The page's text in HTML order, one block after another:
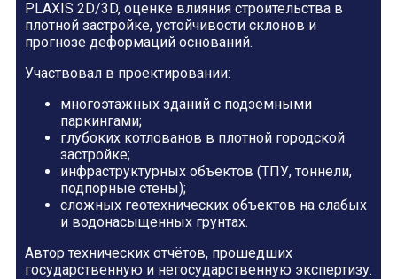
PLAXIS 2D/3D, оценке влияния строительства в
плотной застройке, устойчивости склонов и
прогнозе деформаций оснований.
Участвовал в проектировании:
многоэтажных зданий с подземными
паркингами;
глубоких котлованов в плотной городской
застройке;
инфраструктурных объектов (ТПУ, тоннели,
подпорные стены);
сложных геотехнических объектов на слабых
и водонасыщенных грунтах.
Автор технических отчётов, прошедших
государственную и негосударственную экспертизу.